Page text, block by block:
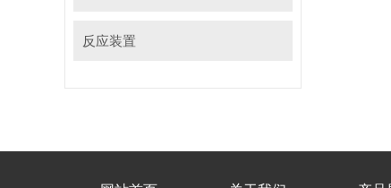
反应装置